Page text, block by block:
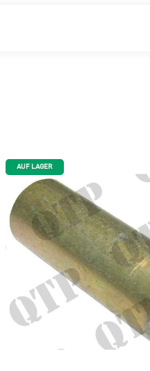
AUF LAGER